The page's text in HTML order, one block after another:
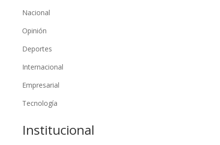
Nacional
Opinión
Deportes
Internacional
Empresarial
Tecnología
Institucional